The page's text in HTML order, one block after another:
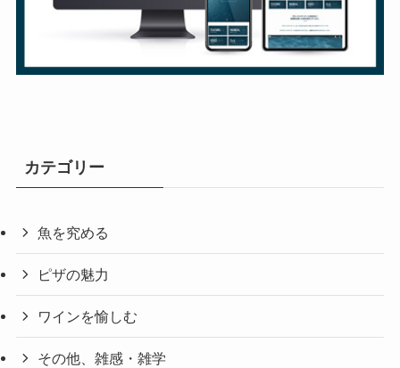
カテゴリー
魚を究める
ピザの魅力
ワインを愉しむ
その他、雑感・雑学